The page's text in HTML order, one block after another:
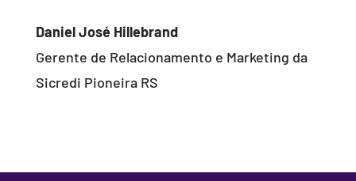
Daniel José Hillebrand
Gerente de Relacionamento e Marketing da
Sicredi Pioneira RS